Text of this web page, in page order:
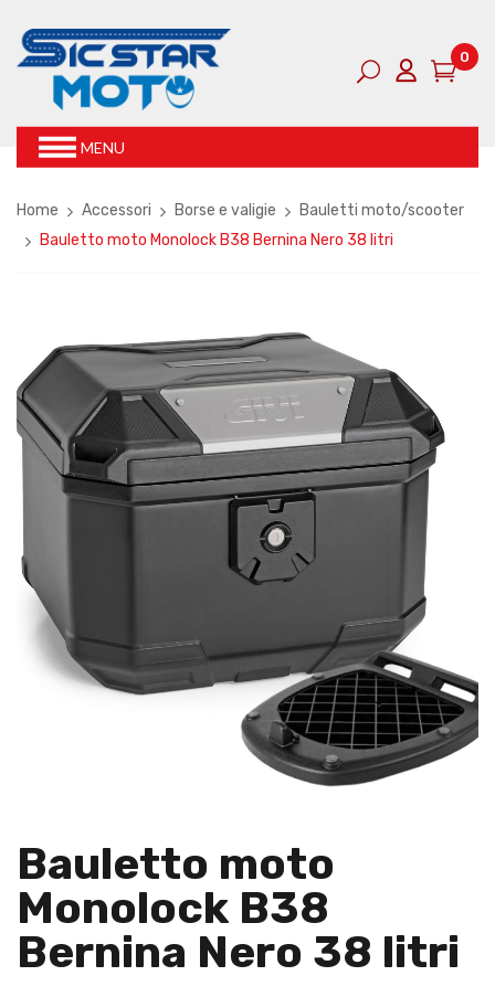
0
MENU
Home Accessori Borse e valigie
Bauletti moto/scooter
Bauletto moto Monolock B38 Bernina Nero 38 litri
Bauletto moto
Monolock B38
Bernina Nero 38 litri